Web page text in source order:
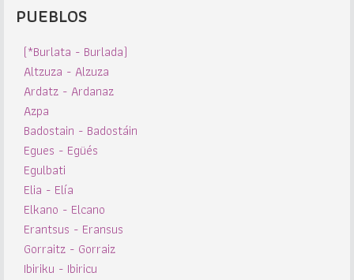
PUEBLOS
(*Burlata - Burlada)
Altzuza - Alzuza
Ardatz - Ardanaz
Azpa
Badostain - Badostáin
Egues - Egüés
Egulbati
Elia - Elía
Elkano - Elcano
Erantsus - Eransus
Gorraitz - Gorraiz
Ibiriku - Ibiricu